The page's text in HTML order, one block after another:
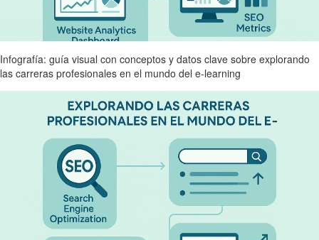
Infografía: guía visual con conceptos y datos clave sobre explorando
las carreras profesionales en el mundo del e-learning